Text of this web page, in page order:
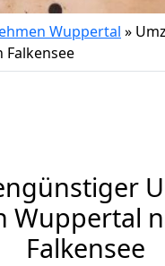
Wuppertal »
Falkensee
Wuppertal
Falkensee